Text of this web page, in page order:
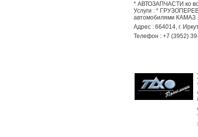
* АВТОЗАПЧАСТИ ко
Услуги : *
автомобилями КАМАЗ
Адрес : 664014, г.
Телефон : +7 (3952)